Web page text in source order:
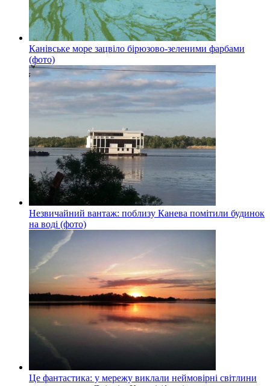
Канівське море зацвіло бірюзово-зеленими фарбами
(фото)
Незвичайний вантаж: поблизу Канева помітили будинок
на воді (фото)
Це фантастика: у мережу виклали неймовірні світлини